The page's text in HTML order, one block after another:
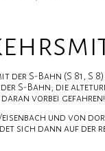
S-Bahn (S 81, S
S-Bahn; die
vorbei
und von
sich dann auf der